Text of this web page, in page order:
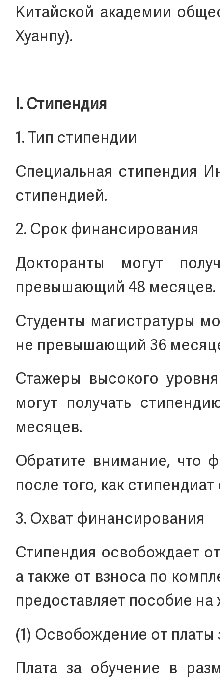
Китайской академии
Хуанпу).
I. Стипендия
1. Тип стипендии
Специальная стипендия
стипендией.
2. Срок финансирования
Докторанты могут
превышающий 48 месяцев.
Студенты магистратуры
не превышающий 36
Стажеры высокого
могут получать
месяцев.
Обратите внимание, что
после того, как
3. Охват финансирования
Стипендия освобождает
а также от взноса по
предоставляет пособие на
(1) Освобождение от платы
Плата за обучение в